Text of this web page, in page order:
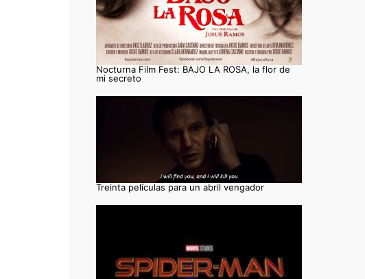
Nocturna Film Fest: BAJO LA ROSA, la flor de
mi secreto
Treinta películas para un abril vengador